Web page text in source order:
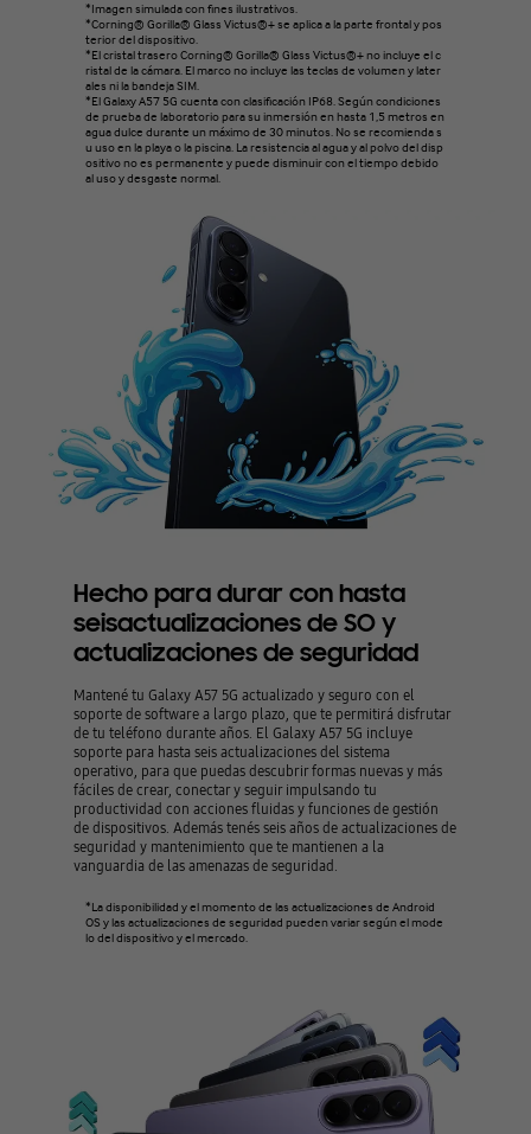
*Imagen simulada con fines ilustrativos.
*Corning® Gorilla® Glass Victus®+ se aplica a la parte frontal y pos
terior del dispositivo.
*El cristal trasero Corning® Gorilla® Glass Victus®+ no incluye el c
ristal de la cámara. El marco no incluye las teclas de volumen y later
ales ni la bandeja SIM.
*El Galaxy A57 5G cuenta con clasificación IP68. Según condiciones
de prueba de laboratorio para su inmersión en hasta 1,5 metros en
agua dulce durante un máximo de 30 minutos. No se recomienda s
u uso en la playa o la piscina. La resistencia al agua y al polvo del disp
ositivo no es permanente y puede disminuir con el tiempo debido
al uso y desgaste normal.
Hecho para durar con hasta
seisactualizaciones de SO y
actualizaciones de seguridad
Mantené tu Galaxy A57 5G actualizado y seguro con el
soporte de software a largo plazo, que te permitirá disfrutar
de tu teléfono durante años. El Galaxy A57 5G incluye
soporte para hasta seis actualizaciones del sistema
operativo, para que puedas descubrir formas nuevas y más
fáciles de crear, conectar y seguir impulsando tu
productividad con acciones fluidas y funciones de gestión
de dispositivos. Además tenés seis años de actualizaciones de
seguridad y mantenimiento que te mantienen a la
vanguardia de las amenazas de seguridad.
*La disponibilidad y el momento de las actualizaciones de Android
OS y las actualizaciones de seguridad pueden variar según el mode
lo del dispositivo y el mercado.